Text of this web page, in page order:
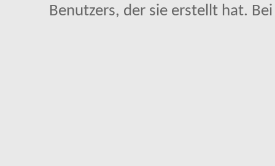
Benutzers, der sie erstellt hat.